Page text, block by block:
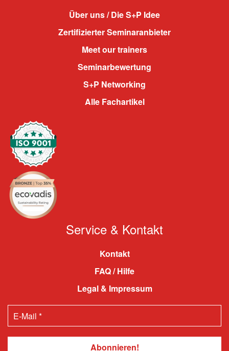
Über uns / Die S+P Idee
Zertifizierter Seminaranbieter
Meet our trainers
Seminarbewertung
S+P Networking
Alle Fachartikel
Service & Kontakt
Kontakt
FAQ / Hilfe
Legal & Impressum